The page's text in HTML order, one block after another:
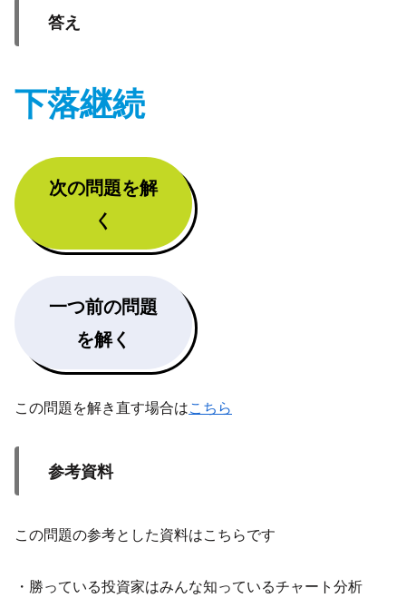
答え
下落継続
次の問題を解
く
一つ前の問題
を解く
この問題を解き直す場合はこちら
参考資料
この問題の参考とした資料はこちらです
・勝っている投資家はみんな知っているチャート分析